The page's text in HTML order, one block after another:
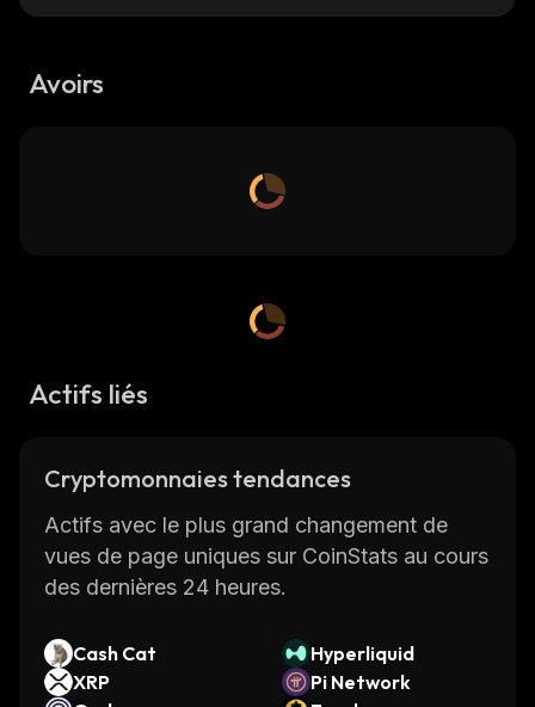
Avoirs
Actifs liés
Cryptomonnaies tendances
Actifs avec le plus grand changement de
vues de page uniques sur CoinStats au cours
des dernières 24 heures.
Cash Cat
Hyperliquid
XRP
Pi Network